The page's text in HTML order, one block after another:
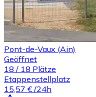
Pont-de-Vaux (Ain)
Geöffnet
18 / 18 Plätze
Etappenstellplatz
15,57 € /24h